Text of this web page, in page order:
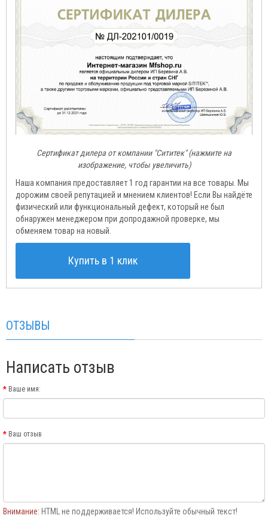
Сертификат дилера от компании "Сититек" (нажмите на
изображение, чтобы увеличить)
Наша компания предоставляет 1 год гарантии на все товары. Мы
дорожим своей репутацией и мнением клиентов! Если Вы найдёте
физический или функциональный дефект, который не был
обнаружен менеджером при допродажной проверке, мы
обменяем товар на новый.
Купить в 1 клик
ОТЗЫВЫ
Написать отзыв
Ваше имя:
Ваш отзыв
Внимание: HTML не поддерживается! Используйте обычный текст!